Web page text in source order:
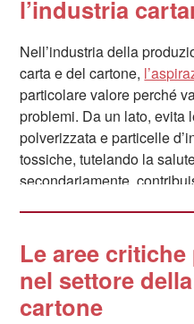
l’industria
Nell’industria della
carta e del cartone,
particolare valore perché
problemi. Da un lato, evita
polverizzata e particelle
tossiche, tutelando la
secondariamente,
macchinari da polveri e
esplosione legato alla
carta e cellulosa.
Le aree
nel settore
cartone